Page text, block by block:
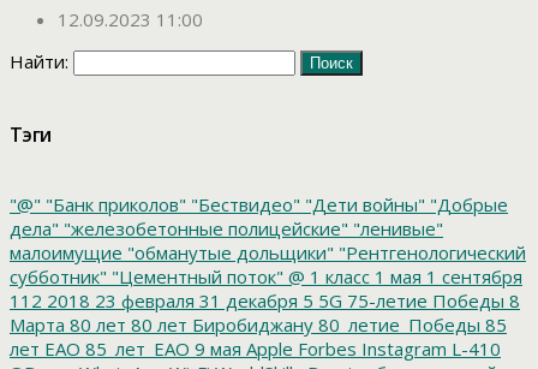
12.09.2023 11:00
Найти:
Тэги
"@" "Банк приколов" "Бествидео" "Дети войны" "Добрые
дела" "железобетонные полицейские" "ленивые"
малоимущие "обманутые дольщики" "Рентгенологический
субботник" "Цементный поток" @ 1 класс 1 мая 1 сентября
112 2018 23 февраля 31 декабря 5 5G 75-летие Победы 8
Марта 80 лет 80 лет Биробиджану 80_летие_Победы 85
лет ЕАО 85_лет_ЕАО 9 мая Apple Forbes Instagram L-410